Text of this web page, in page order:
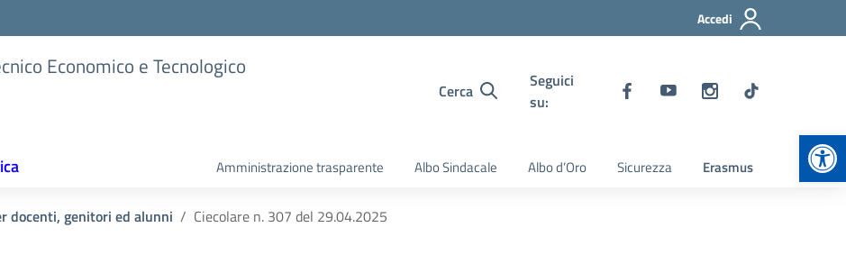
Accedi
Economico e Tecnologico
Cerca
Seguici
su:
Amministrazione trasparente Albo Sindacale Albo d’Oro Sicurezza Erasmus
docenti, genitori ed alunni Ciecolare n. 307 del 29.04.2025